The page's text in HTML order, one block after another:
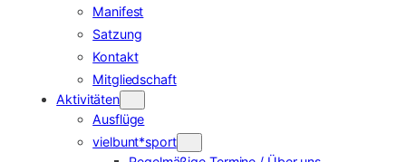
Manifest
Satzung
Kontakt
Mitgliedschaft
Aktivitäten
Ausflüge
vielbunt*sport